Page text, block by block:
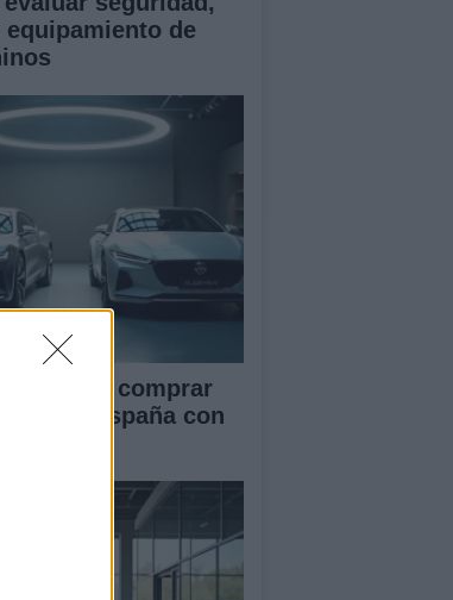
de
para comprar
en España con